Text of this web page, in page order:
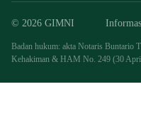
© 2026 GIMNI
Badan hukum: akta Notaris Buntario
Kehakiman & HAM No. 249 (30